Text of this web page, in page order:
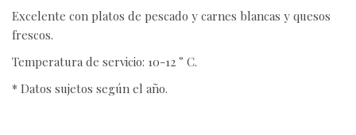
Excelente con platos de pescado y carnes blancas y quesos
frescos.
Temperatura de servicio: 10-12 ° C.
* Datos sujetos según el año.